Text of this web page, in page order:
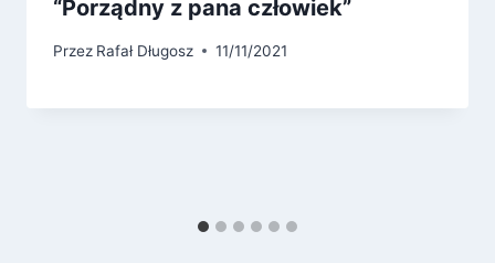
“Porządny z pana człowiek”
Przez Rafał Długosz 11/11/2021